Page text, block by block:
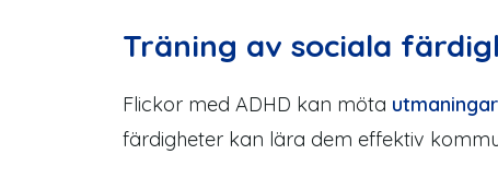
Träning av sociala
Flickor med ADHD kan möta utmaningar
färdigheter kan lära dem effektiv